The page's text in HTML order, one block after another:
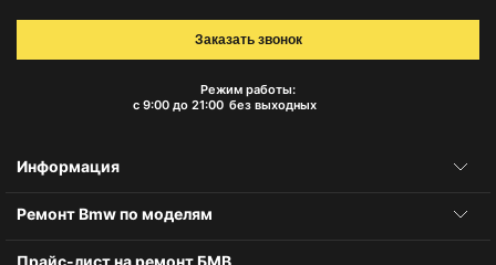
Режим работы:
с 9:00 до 21:00 без выходных
Заказать звонок
Информация
Ремонт Bmw по моделям